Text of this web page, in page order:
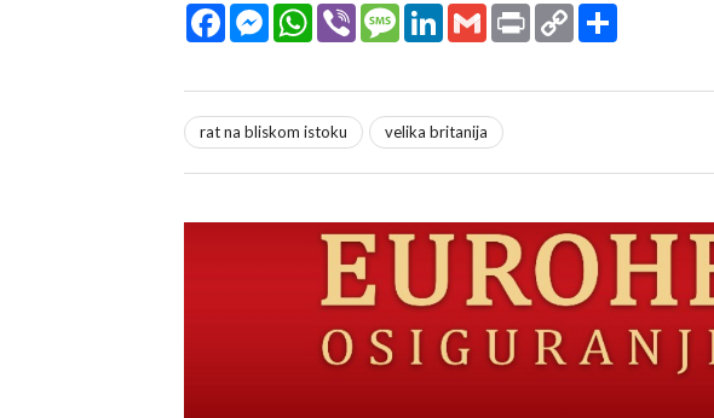
FacebookMessengerWhatsApp
Viber MessageLinkedInGmail Print Copy
Link
rat na bliskom istoku velika britanija